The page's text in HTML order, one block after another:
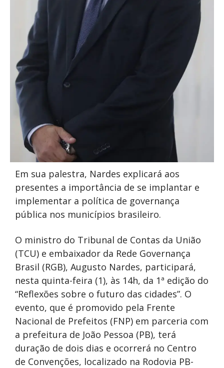
Em sua palestra, Nardes explicará aos
presentes a importância de se implantar e
implementar a política de governança
pública nos municípios brasileiro.
O ministro do Tribunal de Contas da União
(TCU) e embaixador da Rede Governança
Brasil (RGB), Augusto Nardes, participará,
nesta quinta-feira (1), às 14h, da 1ª edição do
“Reflexões sobre o futuro das cidades”. O
evento, que é promovido pela Frente
Nacional de Prefeitos (FNP) em parceria com
a prefeitura de João Pessoa (PB), terá
duração de dois dias e ocorrerá no Centro
de Convenções, localizado na Rodovia PB-